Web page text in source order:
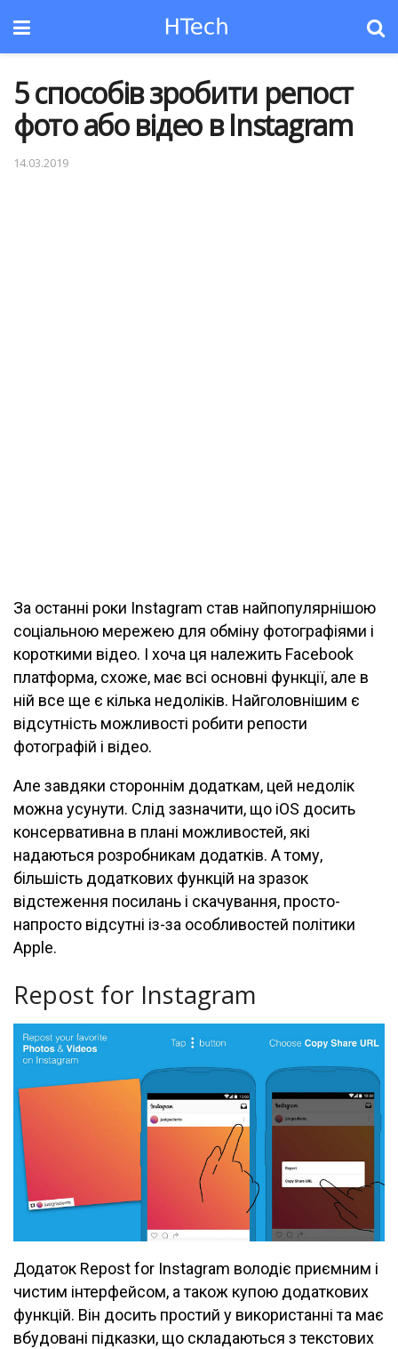
5 способів зробити репост
фото або відео в Instagram
14.03.2019
За останні роки Instagram став найпопулярнішою
соціальною мережею для обміну фотографіями і
короткими відео. І хоча ця належить Facebook
платформа, схоже, має всі основні функції, але в
ній все ще є кілька недоліків. Найголовнішим є
відсутність можливості робити репости
фотографій і відео.
Але завдяки стороннім додаткам, цей недолік
можна усунути. Слід зазначити, що iOS досить
консервативна в плані можливостей, які
надаються розробникам додатків. А тому,
більшість додаткових функцій на зразок
відстеження посилань і скачування, просто-
напросто відсутні із-за особливостей політики
Apple.
Repost for Instagram
Додаток Repost for Instagram володіє приємним і
чистим інтерфейсом, а також купою додаткових
функцій. Він досить простий у використанні та має
вбудовані підказки, що складаються з текстових